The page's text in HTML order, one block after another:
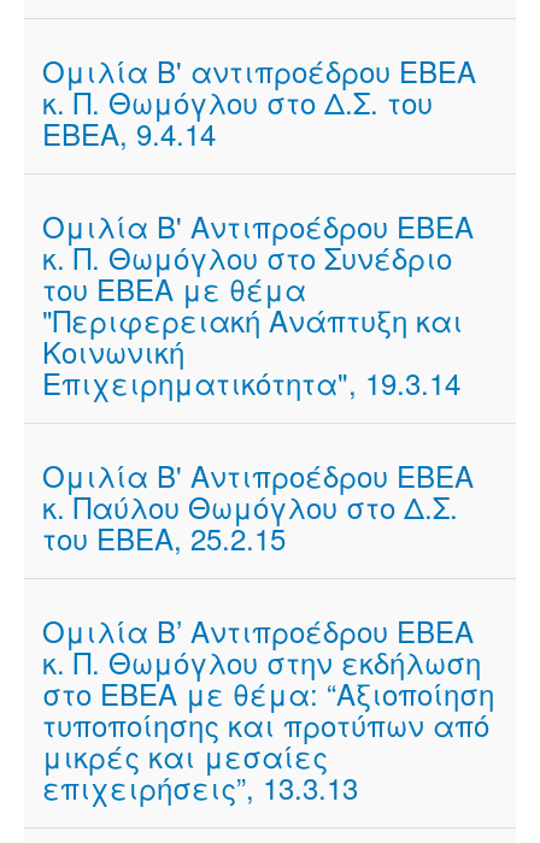
Ομιλία Β' αντιπροέδρου ΕΒΕΑ
κ. Π. Θωμόγλου στο Δ.Σ. του
ΕΒΕΑ, 9.4.14
Ομιλία Β' Αντιπροέδρου ΕΒΕΑ
κ. Π. Θωμόγλου στο Συνέδριο
του ΕΒΕΑ με θέμα
"Περιφερειακή Ανάπτυξη και
Κοινωνική
Επιχειρηματικότητα", 19.3.14
Ομιλία Β' Αντιπροέδρου ΕΒΕΑ
κ. Παύλου Θωμόγλου στο Δ.Σ.
του ΕΒΕΑ, 25.2.15
Ομιλία Β’ Αντιπροέδρου ΕΒΕΑ
κ. Π. Θωμόγλου στην εκδήλωση
στο ΕΒΕΑ με θέμα: “Αξιοποίηση
τυποποίησης και προτύπων από
μικρές και μεσαίες
επιχειρήσεις”, 13.3.13